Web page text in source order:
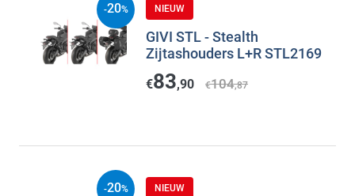
NIEUW
GIVI STL - Stealth
Zijtashouders L+R STL2169
€83,90 €104,87
-20%
NIEUW
-20%